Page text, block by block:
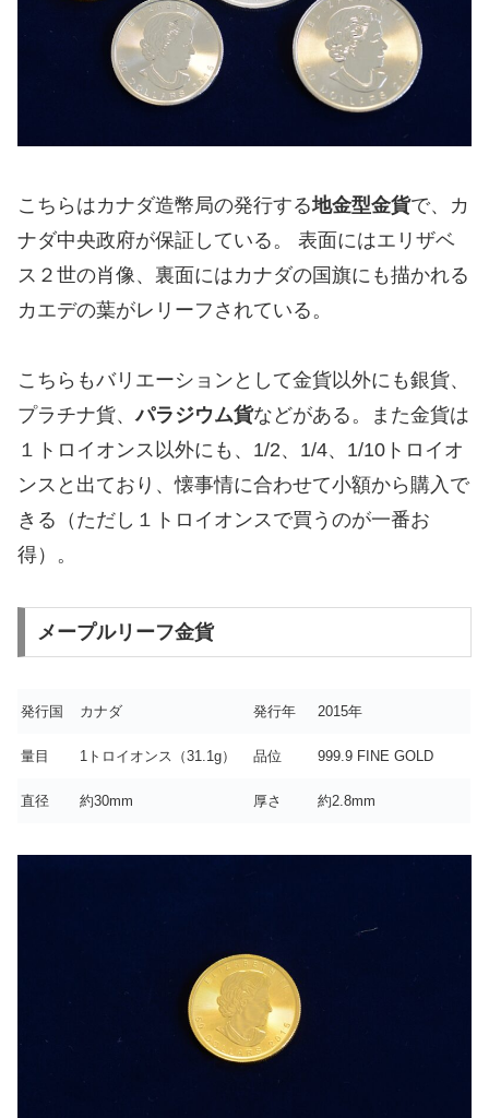
こちらはカナダ造幣局の発行する地金型金貨で、カ
ナダ中央政府が保証している。 表面にはエリザベ
ス２世の肖像、裏面にはカナダの国旗にも描かれる
カエデの葉がレリーフされている。
こちらもバリエーションとして金貨以外にも銀貨、
プラチナ貨、パラジウム貨などがある。また金貨は
１トロイオンス以外にも、1/2、1/4、1/10トロイオ
ンスと出ており、懐事情に合わせて小額から購入で
きる（ただし１トロイオンスで買うのが一番お
得）。
メープルリーフ金貨
発行国 カナダ 発行年 2015年
量目 1トロイオンス（31.1g） 品位 999.9 FINE GOLD
直径 約30mm 厚さ 約2.8mm